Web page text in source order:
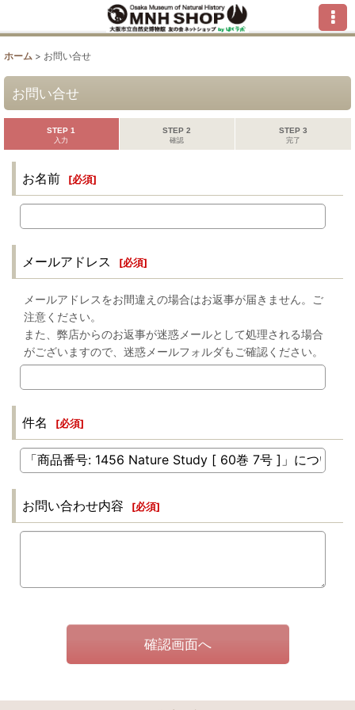
ホーム > お問い合せ
お問い合せ
STEP 1
入力
STEP 2
確認
STEP 3
完了
お名前 [必須]
メールアドレス [必須]
メールアドレスをお間違えの場合はお返事が届きません。ご
注意ください。
また、弊店からのお返事が迷惑メールとして処理される場合
がございますので、迷惑メールフォルダもご確認ください。
件名 [必須]
お問い合わせ内容 [必須]
確認画面へ